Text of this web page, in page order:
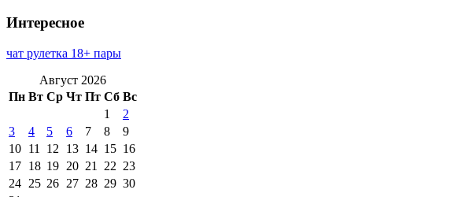
Интересное
чат рулетка 18+ пары
Август 2026
Пн Вт Ср Чт Пт Сб Вс
1
2
3
4 5 6 7 8
9
10 11 12 13 14 15 16
17 18 19 20 21 22 23
24 25 26 27 28 29 30